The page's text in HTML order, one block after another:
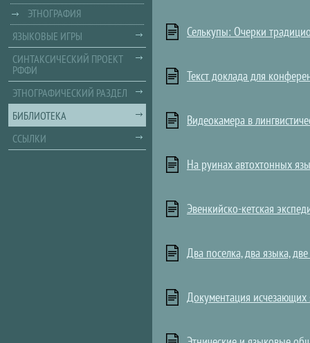
Селькупы: Очерки
Текст доклада для
Видеокамера в
На руинах автохтонных
Эвенкийско-кетская
Два поселка, два языка,
Документация исчезающих
ЭТНОГРАФИЯ
ЯЗЫКОВЫЕ ИГРЫ
СИНТАКСИЧЕСКИЙ ПРОЕКТ
РФФИ
ЭТНОГРАФИЧЕСКИЙ РАЗДЕЛ
БИБЛИОТЕКА
ССЫЛКИ